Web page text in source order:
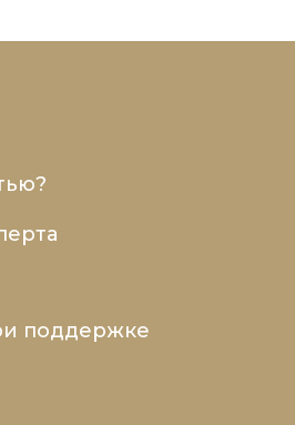
поддержке